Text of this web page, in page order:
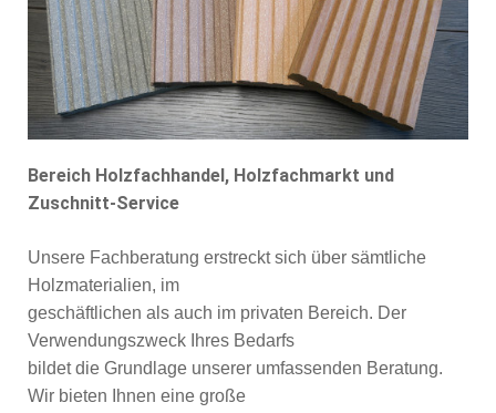
Bereich Holzfachhandel, Holzfachmarkt und
Zuschnitt-Service
Unsere Fachberatung erstreckt sich über sämtliche
Holzmaterialien, im
geschäftlichen als auch im privaten Bereich. Der
Verwendungszweck Ihres Bedarfs
bildet die Grundlage unserer umfassenden Beratung.
Wir bieten Ihnen eine große